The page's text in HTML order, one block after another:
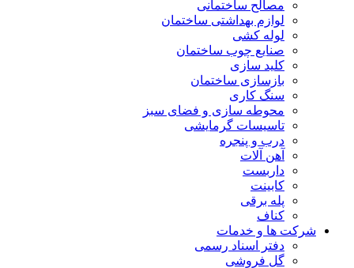
مصالح ساختمانی
لوازم بهداشتی ساختمان
لوله کشی
صنایع چوب ساختمان
کلید سازی
بازسازی ساختمان
سنگ کاری
محوطه سازی و فضای سبز
تاسیسات گرمایشی
درب و پنجره
آهن آلات
داربست
کابینت
پله برقی
کناف
شرکت ها و خدمات
دفتر اسناد رسمی
گل فروشی